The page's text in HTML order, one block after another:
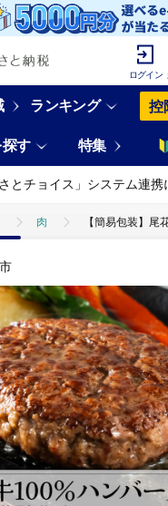
ログイン
ランキング 控
す 特集
さとチョイス」システム連携
肉 【簡易包装】
牛肉 【簡易包装】尾花沢
加工肉 【簡易包装】尾花
加工肉 ハンバーグ